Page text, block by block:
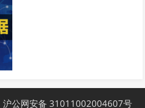
沪公网安备 31011002004607号